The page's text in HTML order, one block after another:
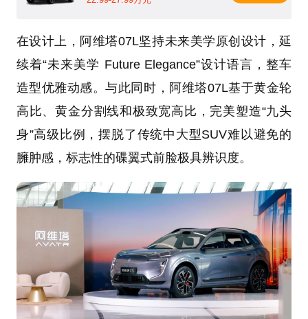
在设计上，阿维塔07L坚持未来美学原创设计，延
续着“未来美学 Future Elegance”设计语言，整车
造型优雅动感。与此同时，阿维塔07L基于黄金轮
高比、黄金分割线和极致宽高比，完美塑造“九头
身”高级比例，摆脱了传统中大型SUV难以避免的
臃肿感，标志性的碟翼式前脸极具辨识度。